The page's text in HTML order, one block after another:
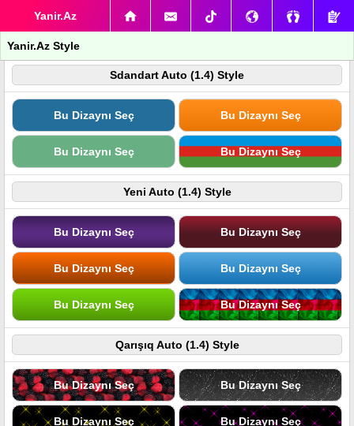
Yanir.Az
Yanir.Az Style
Sdandart Auto (1.4) Style
Bu Dizaynı Seç Bu Dizaynı Seç
Bu Dizaynı Seç Bu Dizaynı Seç
Yeni Auto (1.4) Style
Bu Dizaynı Seç Bu Dizaynı Seç
Bu Dizaynı Seç Bu Dizaynı Seç
Bu Dizaynı Seç Bu Dizaynı Seç
Qarışıq Auto (1.4) Style
Bu Dizaynı Seç Bu Dizaynı Seç
Bu Dizaynı Seç Bu Dizaynı Seç